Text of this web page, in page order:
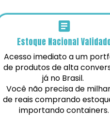
Estoque Nacional
Acesso imediato a um
de produtos de alta
já no Brasil.
Você não precisa de
de reais comprando
importando containers.